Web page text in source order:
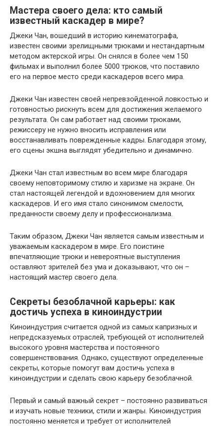
Мастера своего дела: кто самый
известный каскадер в мире?
Джеки Чан, вошедший в историю кинематографа,
известен своими зрелищными трюками и нестандартным
методом актерской игры. Он снялся в более чем 150
фильмах и выполнил более 5000 трюков, что поставило
его на первое место среди каскадеров всего мира.
Джеки Чан известен своей непревзойденной ловкостью и
готовностью рискнуть всем для достижения желаемого
результата. Он сам работает над своими трюками,
режиссеру не нужно вносить исправления или
восстанавливать поврежденные кадры. Благодаря этому,
его сцены экшна выглядят убедительно и динамично.
Джеки Чан стал известным во всем мире благодаря
своему неповторимому стилю и харизме на экране. Он
стал настоящей легендой и вдохновением для многих
каскадеров. И его имя стало синонимом смелости,
преданности своему делу и профессионализма.
Таким образом, Джеки Чан является самым известным и
уважаемым каскадером в мире. Его поистине
впечатляющие трюки и невероятные выступления
оставляют зрителей без ума и доказывают, что он –
настоящий мастер своего дела.
Секреты безоблачной карьеры: как
достичь успеха в киноиндустрии
Киноиндустрия считается одной из самых капризных и
непредсказуемых отраслей, требующей от исполнителей
высокого уровня мастерства и постоянного
совершенствования. Однако, существуют определенные
секреты, которые помогут вам достичь успеха в
киноиндустрии и сделать свою карьеру безоблачной.
Первый и самый важный секрет – постоянно развиваться
и изучать новые техники, стили и жанры. Киноиндустрия
постоянно меняется и требует от исполнителей